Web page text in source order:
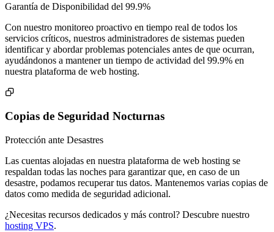
Garantía de Disponibilidad del 99.9%
Con nuestro monitoreo proactivo en tiempo real de todos los
servicios críticos, nuestros administradores de sistemas pueden
identificar y abordar problemas potenciales antes de que ocurran,
ayudándonos a mantener un tiempo de actividad del 99.9% en
nuestra plataforma de web hosting.

Copias de Seguridad Nocturnas
Protección ante Desastres
Las cuentas alojadas en nuestra plataforma de web hosting se
respaldan todas las noches para garantizar que, en caso de un
desastre, podamos recuperar tus datos. Mantenemos varias copias de
datos como medida de seguridad adicional.
¿Necesitas recursos dedicados y más control? Descubre nuestro
hosting VPS.